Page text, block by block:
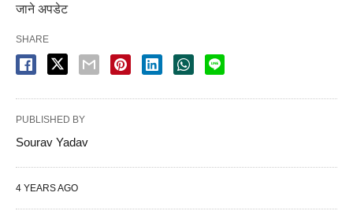
जाने अपडेट
SHARE
PUBLISHED BY
Sourav Yadav
4 YEARS AGO